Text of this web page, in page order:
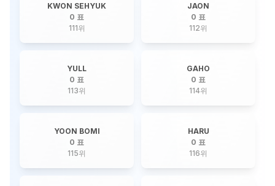
KWON SEHYUK
0 표
111위
JAON
0 표
112위
YULL
0 표
113위
GAHO
0 표
114위
YOON BOMI
0 표
115위
HARU
0 표
116위